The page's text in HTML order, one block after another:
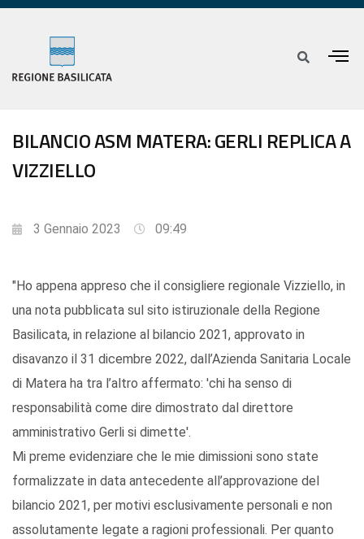
BILANCIO ASM MATERA: GERLI REPLICA A
VIZZIELLO
3 Gennaio 2023 09:49
"Ho appena appreso che il consigliere regionale Vizziello, in
una nota pubblicata sul sito istiruzionale della Regione
Basilicata, in relazione al bilancio 2021, approvato in
disavanzo il 31 dicembre 2022, dall’Azienda Sanitaria Locale
di Matera ha tra l’altro affermato: 'chi ha senso di
responsabilità come dire dimostrato dal direttore
amministrativo Gerli si dimette'.
Mi preme evidenziare che le mie dimissioni sono state
formalizzate in data antecedente all’approvazione del
bilancio 2021, per motivi esclusivamente personali e non
assolutamente legate a ragioni professionali. Per quanto